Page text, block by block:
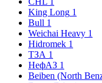
King Long 1
Bull 1
Weichai Heavy 1
Hidromek 1
ТЗА 1
НефАЗ 1
Beiben (North